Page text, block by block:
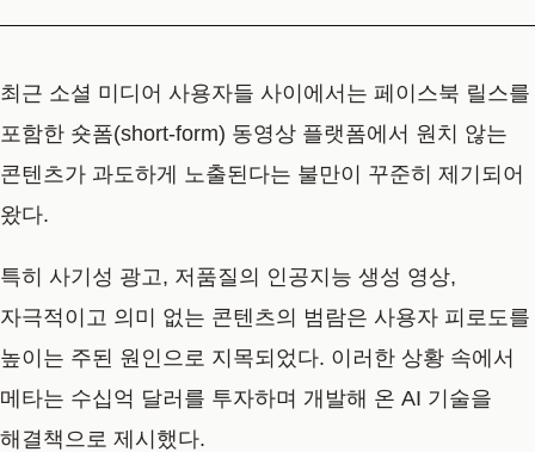
최근 소셜 미디어 사용자들 사이에서는 페이스북 릴스를
포함한 숏폼(short-form) 동영상 플랫폼에서 원치 않는
콘텐츠가 과도하게 노출된다는 불만이 꾸준히 제기되어
왔다.
특히 사기성 광고, 저품질의 인공지능 생성 영상,
자극적이고 의미 없는 콘텐츠의 범람은 사용자 피로도를
높이는 주된 원인으로 지목되었다. 이러한 상황 속에서
메타는 수십억 달러를 투자하며 개발해 온 AI 기술을
해결책으로 제시했다.